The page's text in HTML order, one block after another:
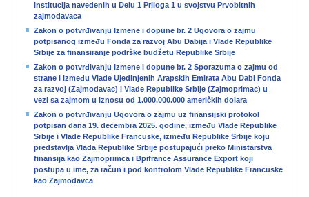
institucija navedenih u Delu 1 Priloga 1 u svojstvu Prvobitnih
zajmodavaca
Zakon o potvrđivanju Izmene i dopune br. 2 Ugovora o zajmu
potpisanog između Fonda za razvoj Abu Dabija i Vlade Republike
Srbije za finansiranje podrške budžetu Republike Srbije
Zakon o potvrđivanju Izmene i dopune br. 2 Sporazuma o zajmu od
strane i između Vlade Ujedinjenih Arapskih Emirata Abu Dabi Fonda
za razvoj (Zajmodavac) i Vlade Republike Srbije (Zajmoprimac) u
vezi sa zajmom u iznosu od 1.000.000.000 američkih dolara
Zakon o potvrđivanju Ugovora o zajmu uz finansijski protokol
potpisan dana 19. decembra 2025. godine, između Vlade Republike
Srbije i Vlade Republike Francuske, između Republike Srbije koju
predstavlja Vlada Republike Srbije postupajući preko Ministarstva
finansija kao Zajmoprimca i Bpifrance Assurance Export koji
postupa u ime, za račun i pod kontrolom Vlade Republike Francuske
kao Zajmodavca